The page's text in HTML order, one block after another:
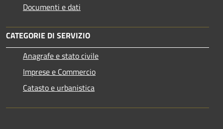
Documenti e dati
CATEGORIE DI SERVIZIO
Anagrafe e stato civile
Imprese e Commercio
Catasto e urbanistica